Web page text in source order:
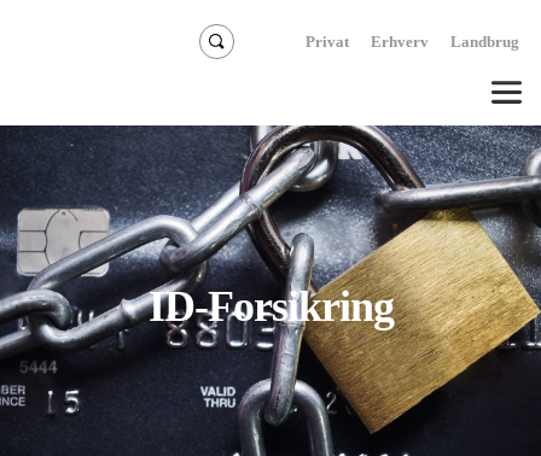
Privat Erhverv Landbrug
ID-Forsikring